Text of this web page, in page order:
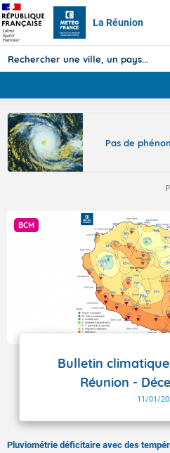
La Réunion
TOUS LES
Pas de
BCM
Bulletin
Réunion -
11/01/
Pluviométrie déficitaire avec des